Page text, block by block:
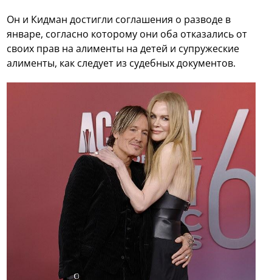
Он и Кидман достигли соглашения о разводе в
январе, согласно которому они оба отказались от
своих прав на алименты на детей и супружеские
алименты, как следует из судебных документов.